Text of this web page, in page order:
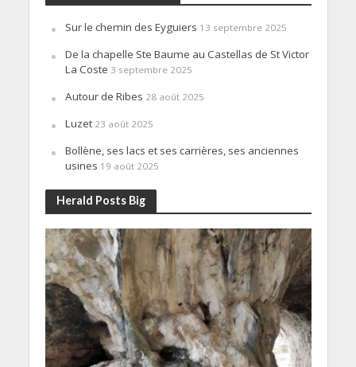
Sur le chemin des Eyguiers 13 septembre 2025
De la chapelle Ste Baume au Castellas de St Victor
La Coste 3 septembre 2025
Autour de Ribes 28 août 2025
Luzet 23 août 2025
Bollène, ses lacs et ses carrières, ses anciennes
usines 19 août 2025
Herald Posts Big